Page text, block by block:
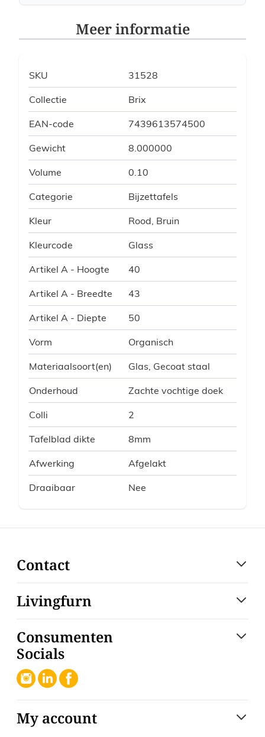
Meer informatie
SKU 31528
Collectie Brix
EAN-code 7439613574500
Gewicht 8.000000
Volume 0.10
Categorie Bijzettafels
Kleur Rood, Bruin
Kleurcode Glass
Artikel A - Hoogte 40
Artikel A - Breedte 43
Artikel A - Diepte 50
Vorm Organisch
Materiaalsoort(en) Glas, Gecoat staal
Onderhoud Zachte vochtige doek
Colli 2
Tafelblad dikte 8mm
Afwerking Afgelakt
Draaibaar Nee
Contact
Livingfurn
Consumenten
Socials
My account